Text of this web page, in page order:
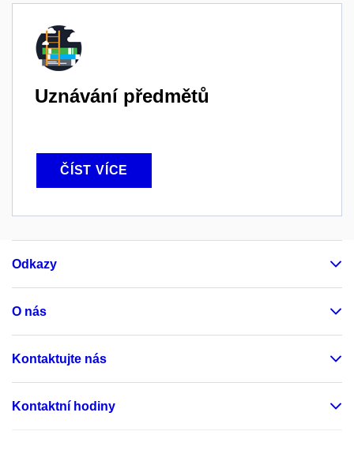
Uznávání předmětů
ČÍST VÍCE
Odkazy
O nás
Kontaktujte nás
Kontaktní hodiny